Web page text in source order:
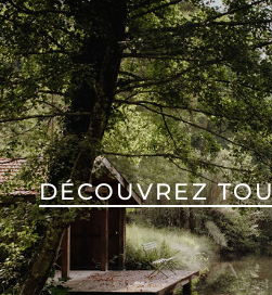
DÉCOUVREZ